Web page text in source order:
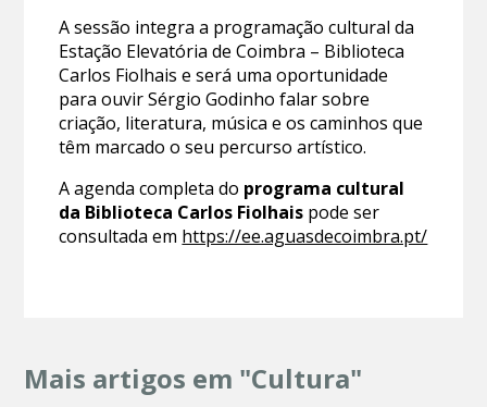
A sessão integra a programação cultural da
Estação Elevatória de Coimbra – Biblioteca
Carlos Fiolhais e será uma oportunidade
para ouvir Sérgio Godinho falar sobre
criação, literatura, música e os caminhos que
têm marcado o seu percurso artístico.
A agenda completa do programa cultural
da Biblioteca Carlos Fiolhais pode ser
consultada em https://ee.aguasdecoimbra.pt/
Mais artigos em "Cultura"